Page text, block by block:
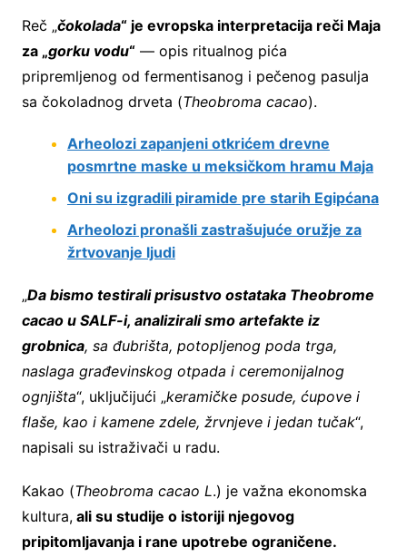
Reč „čokolada“ je evropska interpretacija reči Maja
za „gorku vodu“— opis ritualnog pića
pripremljenog od fermentisanog i pečenog pasulja
sa čokoladnog drveta (Theobroma cacao).
Arheolozi zapanjeni otkrićem drevne
posmrtne maske u meksičkom hramu Maja
Oni su izgradili piramide pre starih Egipćana
Arheolozi pronašli zastrašujuće oružje za
žrtvovanje ljudi
„Da bismo testirali prisustvo ostataka Theobrome
cacao u SALF-i, analizirali smo artefakte iz
grobnica, sa đubrišta, potopljenog poda trga,
naslaga građevinskog otpada i ceremonijalnog
ognjišta“, uključijući „keramičke posude, ćupove i
flaše, kao i kamene zdele, žrvnjeve i jedan tučak“,
napisali su istraživači u radu.
Kakao (Theobroma cacao L.) je važna ekonomska
kultura,ali su studije o istoriji njegovog
pripitomljavanja i rane upotrebe ograničene.